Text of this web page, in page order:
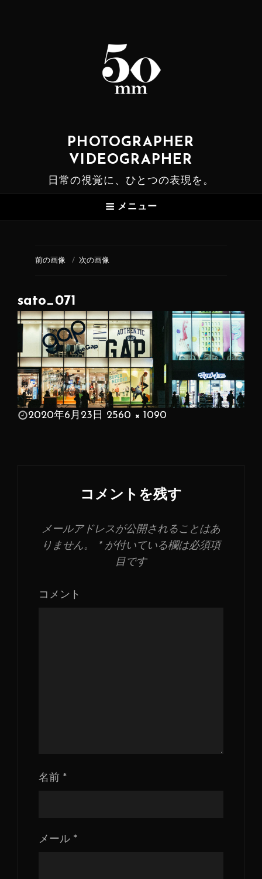
PHOTOGRAPHER
VIDEOGRAPHER
日常の視覚に、ひとつの表現を。
メニュー
前の画像 次の画像
sato_071
投2020年6月23日 2560 × 1090
コメントを残す
メールアドレスが公開されることはあ
りません。
*が付いている欄は必須項
目です
コメント
名前 *
メール *